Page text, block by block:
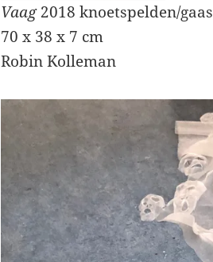
Vaag2018 knoetspelden/gaas
70 x 38 x 7 cm
Robin Kolleman